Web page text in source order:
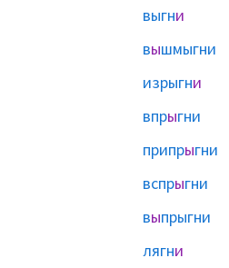
выгни
вышмыгни
изрыгни
впрыгни
припрыгни
вспрыгни
выпрыгни
лягни